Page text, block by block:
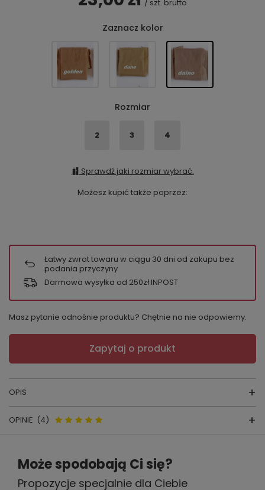
/ szt. brutto
Zaznacz kolor
Rozmiar
2 3 4
Sprawdź jaki rozmiar wybrać.
Możesz kupić także poprzez:
Łatwy zwrot towaru w ciągu 30 dni od zakupu bez
podania przyczyny
Darmowa wysyłka od 250zł INPOST
Masz pytanie odnośnie produktu? Chętnie na nie odpowiemy.
Zapytaj o produkt
OPIS
RAJSTOPY Senza Dita
OPINIE (4)
Opinie o Rajstopy Gatta Senza
Dita – 10 den, bez palców, open-
toe - daino
Może spodobają Ci się?
Propozycje specjalnie dla Ciebie